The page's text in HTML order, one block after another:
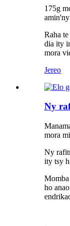
175g
Raha
dia ity
mora
Jereo
Ny
mora
Ny
ity tsy
ho